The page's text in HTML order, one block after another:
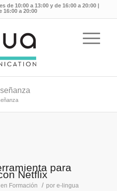
de 10:00 a 13:00 y de 16:00 a 20:00 |
16:00 a 20:00
para
Netflix
en Formación / por e-lingua